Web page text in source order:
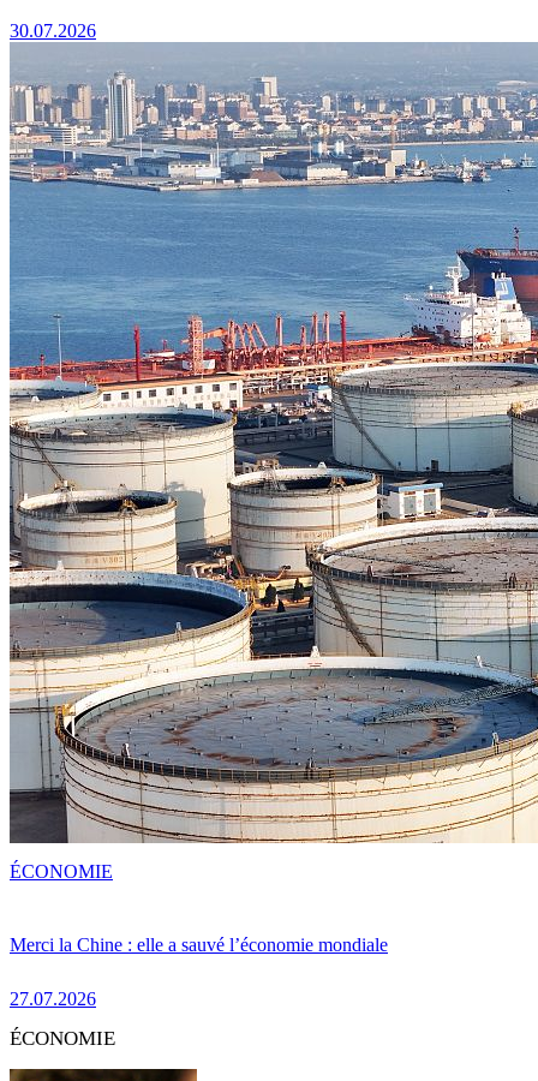
30.07.2026
Merci la Chine : elle a sauvé l’économie mondiale
27.07.2026
ÉCONOMIE
ÉCONOMIE